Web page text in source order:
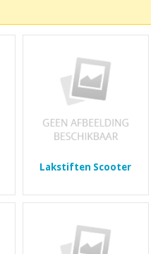
Lakstiften Scooter